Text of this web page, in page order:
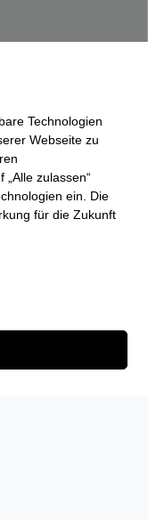
Technologien
Webseite zu
zulassen“
ein. Die
für die Zukunft